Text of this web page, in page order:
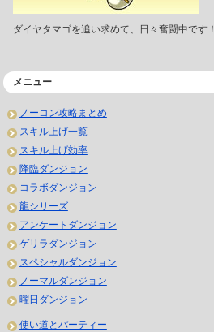
ダイヤタマゴを追い求めて、日々奮闘中です！
メニュー
ノーコン攻略まとめ
スキル上げ一覧
スキル上げ効率
降臨ダンジョン
コラボダンジョン
龍シリーズ
アンケートダンジョン
ゲリラダンジョン
スペシャルダンジョン
ノーマルダンジョン
曜日ダンジョン
使い道とパーティー